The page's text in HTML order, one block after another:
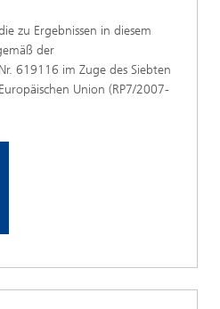
zu Ergebnissen in diesem
der
619116 im Zuge des Siebten
Union (RP7/2007-